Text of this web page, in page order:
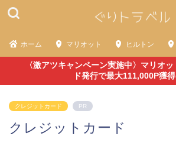
ホーム マリオット ヒルトン
〈激アツキャンペーン実施中〉マリオ
ド発行で最大111,000P獲得
クレジットカード PR
クレジットカード